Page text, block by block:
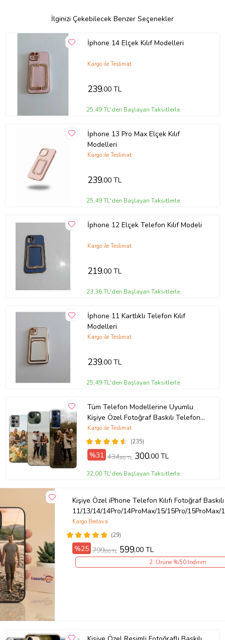
İlginizi Çekebilecek Benzer Seçenekler
İphone 14 Elçek Kılıf Modelleri
Kargo ile Teslimat
239,00 TL
25,49 TL'den Başlayan Taksitlerle
İphone 13 Pro Max Elçek Kılıf
Modelleri
Kargo ile Teslimat
239,00 TL
25,49 TL'den Başlayan Taksitlerle
İphone 12 Elçek Telefon Kılıf Modeli
Kargo ile Teslimat
219,00 TL
23,36 TL'den Başlayan Taksitlerle
İphone 11 Kartlıklı Telefon Kılıf
Modelleri
Kargo ile Teslimat
239,00 TL
25,49 TL'den Başlayan Taksitlerle
Tüm Telefon Modellerine Uyumlu
Kişiye Özel Fotoğraf Baskılı Telefon
Kılıfı
(235)
Kargo ile Teslimat
%31 434,80 TL 300,00 TL
32,00 TL'den Başlayan Taksitlerle
Kişiye Özel iPhone Telefon Kılıfı Fotoğraf Baskılı
11/13/14/14Pro/14ProMax/15/15Pro/
(29)
Kargo Bedava
%25 799,00 TL 599,00 TL
2. Ürüne %50 İndirim